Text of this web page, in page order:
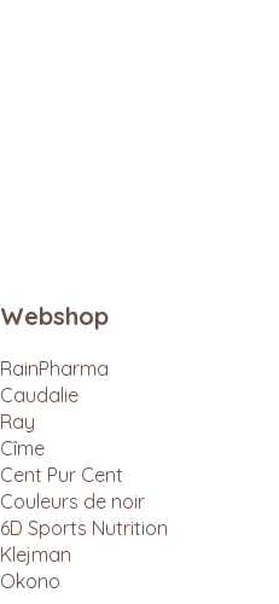
Webshop
RainPharma
Caudalie
Ray
Cîme
Cent Pur Cent
Couleurs de noir
6D Sports Nutrition
Klejman
Okono